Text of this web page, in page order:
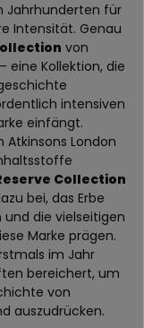
Jahrhunderten für
Intensität. Genau
von
eine Kollektion, die
intensiven
einfängt.
London
Collection
bei, das Erbe
und die vielseitigen
Marke prägen.
im Jahr
bereichert, um
von
auszudrücken.